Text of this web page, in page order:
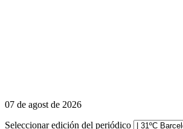
07 de agost de 2026
Seleccionar edición del periódico